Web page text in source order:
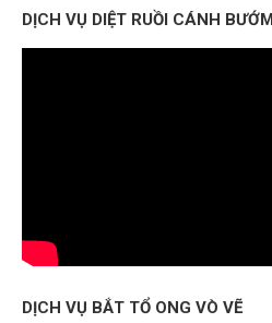
DỊCH VỤ DIỆT RUỒI CÁNH BƯỚM
DỊCH VỤ BẮT TỔ ONG VÒ VẼ